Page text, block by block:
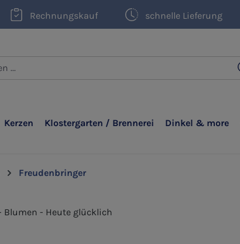
Rechnungskauf schnelle Lieferung
Kerzen Klostergarten / Brennerei Dinkel & more
Freudenbringer